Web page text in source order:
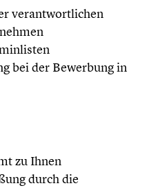
verantwortlichen
bei der Bewerbung in
zu Ihnen
durch die